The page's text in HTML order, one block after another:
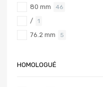
80 mm 46
/ 1
76.2 mm 5
HOMOLOGUÉ